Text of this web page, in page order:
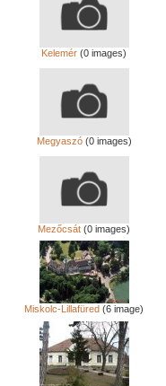
Kelemér (0 images)
Megyaszó(0 images)
Mezőcsát (0 images)
Miskolc-Lillafüred (6 image)